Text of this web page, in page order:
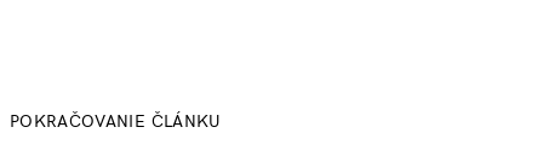
POKRAČOVANIE ČLÁNKU